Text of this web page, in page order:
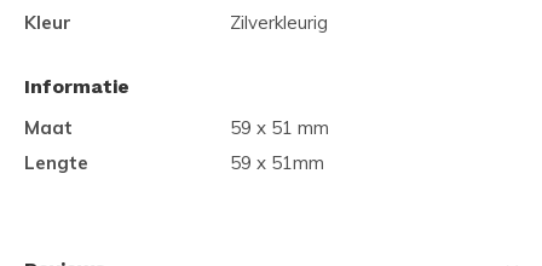
Kleur
Zilverkleurig
Informatie
Maat
59 x 51 mm
Lengte
59 x 51mm